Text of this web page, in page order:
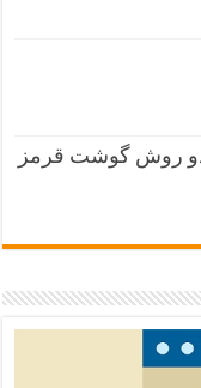
دو روش گوشت قرمز